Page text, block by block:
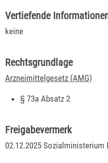
Vertiefende
keine
Rechtsgrundlage
Arzneimittelgesetz (AMG)
§ 73a Absatz 2
Freigabevermerk
02.12.2025 Sozialministerium